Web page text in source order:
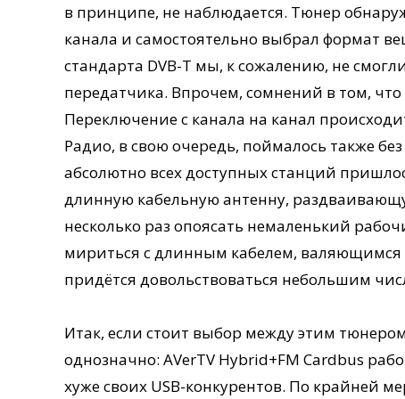
в принципе, не наблюдается. Тюнер
канала и самостоятельно выбрал формат
стандарта DVB-T мы, к сожалению, не
передатчика. Впрочем, сомнений в том,
Переключение с канала на канал
Радио, в свою очередь, поймалось также
абсолютно всех доступных станций
длинную кабельную антенну,
несколько раз опоясать немаленький
мириться с длинным кабелем,
придётся довольствоваться небольшим
Итак, если стоит выбор между этим
однозначно: AVerTV Hybrid+FM Cardbus
хуже своих USB-конкурентов. По крайней